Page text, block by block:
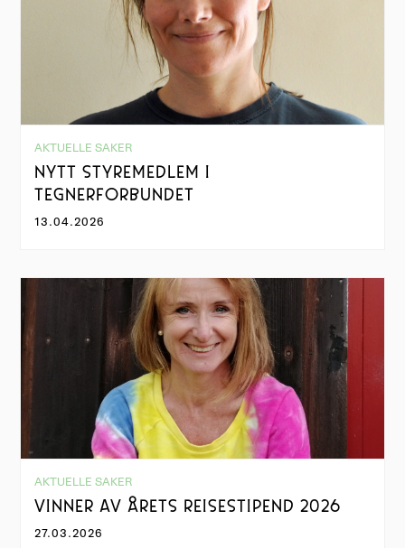
AKTUELLE SAKER
NYTT STYREMEDLEM I
TEGNERFORBUNDET
13.04.2026
AKTUELLE SAKER
VINNER AV ÅRETS REISESTIPEND 2026
27.03.2026